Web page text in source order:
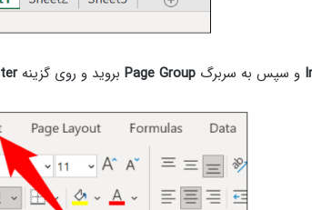
و سپس به سربرگ Page Group بروید و روی گزینه